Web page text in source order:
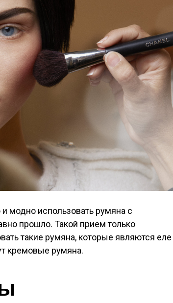
модно использовать румяна с
прошло. Такой прием только
такие румяна, которые являются еле
кремовые румяна.